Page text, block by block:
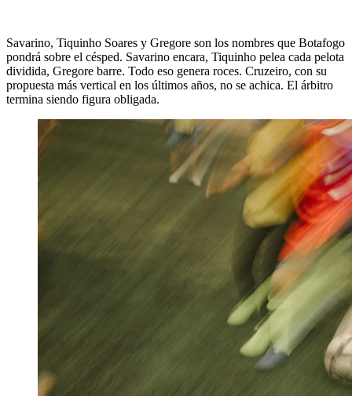
Savarino, Tiquinho Soares y Gregore son los nombres que Botafogo
pondrá sobre el césped. Savarino encara, Tiquinho pelea cada pelota
dividida, Gregore barre. Todo eso genera roces. Cruzeiro, con su
propuesta más vertical en los últimos años, no se achica. El árbitro
termina siendo figura obligada.